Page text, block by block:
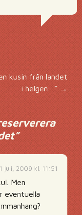
kusin från landet
i helgen…” →
”
juli, 2009 kl. 11:51
Men
eventuella